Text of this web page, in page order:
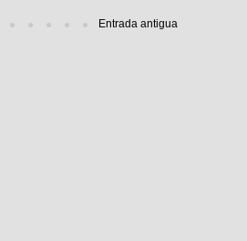
Entrada antigua